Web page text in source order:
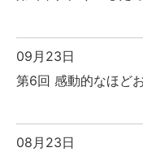
09月23日
第6回 感動的なほど
08月23日